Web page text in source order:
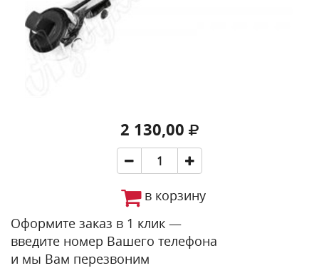
2 130,00
в корзину
Оформите заказ в 1 клик —
введите номер Вашего телефона
и мы Вам перезвоним